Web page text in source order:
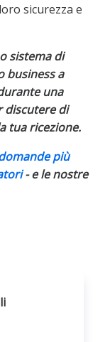
sicurezza e
sistema di
business a
una
discutere di
tua ricezione.
più
- e le nostre